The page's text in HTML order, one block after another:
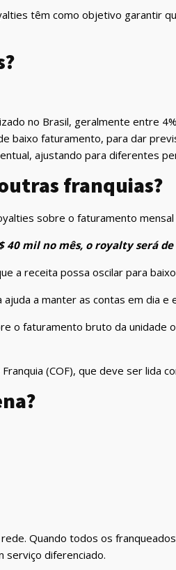
têm como objetivo garantir
no Brasil, geralmente entre
baixo faturamento, para dar
ajustando para diferentes
franquias?
sobre o faturamento
40 mil no mês, o royalty será de
a receita possa oscilar para
a manter as contas em dia e
o faturamento bruto da unidade
(COF), que deve ser lida
Quando todos os
serviço diferenciado.